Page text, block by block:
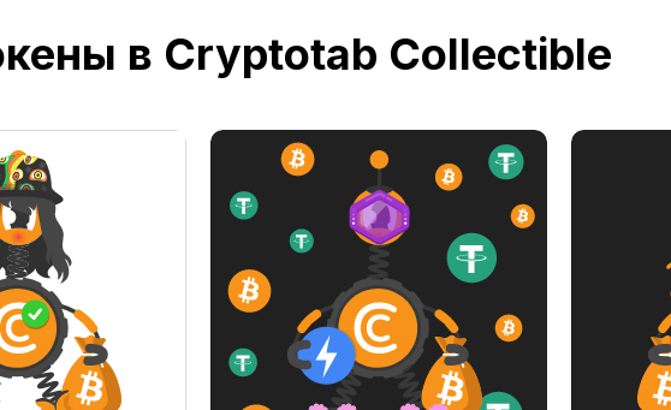
в Cryptotab Collectible